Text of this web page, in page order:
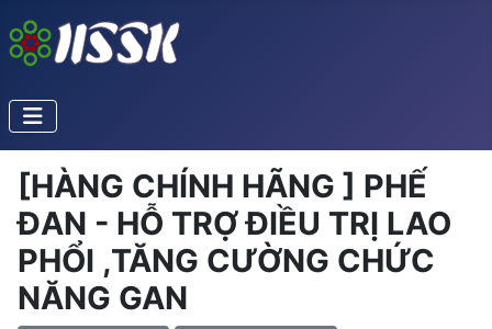
[HÀNG CHÍNH HÃNG ] PHẾ
ĐAN - HỖ TRỢ ĐIỀU TRỊ LAO
PHỔI ,TĂNG CƯỜNG CHỨC
NĂNG GAN